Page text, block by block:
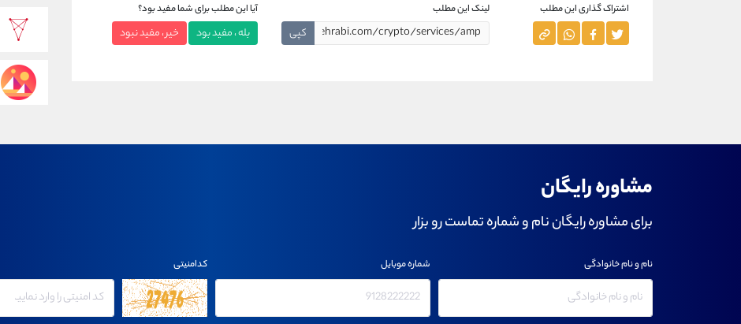
اشتراک گذاری این مطلب لینک این مطلب
کپی
آیا این مطلب برای شما مفید بود؟
بله ، مفید بود خیر ، مفید نبود
مشاوره رایگان
برای مشاوره رایگان نام و شماره تماست رو بزار
نام و نام خانوادگی شماره موبایل کدامنیتی